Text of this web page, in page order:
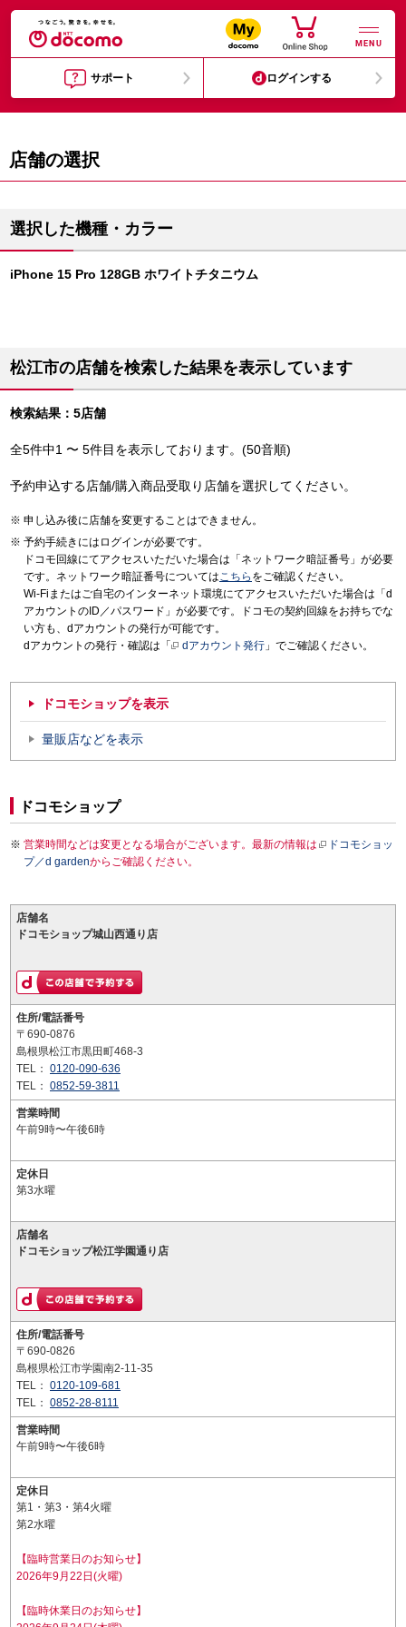
MENU
サポート ログインする
店舗の選択
選択した機種・カラー
iPhone 15 Pro 128GB ホワイトチタニウム
松江市の店舗を検索した結果を表示しています
検索結果：5店舗
全5件中1 〜 5件目を表示しております。(50音順)
予約申込する店舗/購入商品受取り店舗を選択してください。
申し込み後に店舗を変更することはできません。
予約手続きにはログインが必要です。
ドコモ回線にてアクセスいただいた場合は「ネットワーク暗証番号」が必要
です。ネットワーク暗証番号についてはこちら をご確認ください。
Wi-Fiまたはご自宅のインターネット環境にてアクセスいただいた場合は「d
アカウントのID／パスワード」が必要です。ドコモの契約回線をお持ちでな
い方も、dアカウントの発行が可能です。
dアカウントの発行・確認は「
dアカウント発行 」でご確認ください。
ドコモショップを表示
量販店などを表示
ドコモショップ
営業時間などは変更となる場合がございます。最新の情報は
ドコモショッ
プ／d gardenからご確認ください。
店舗名
ドコモショップ城山西通り店
住所/電話番号
〒690-0876
島根県松江市黒田町468-3
TEL： 0120-090-636
TEL： 0852-59-3811
営業時間
午前9時〜午後6時
定休日
第3水曜
店舗名
ドコモショップ松江学園通り店
住所/電話番号
〒690-0826
島根県松江市学園南2-11-35
TEL： 0120-109-681
TEL： 0852-28-8111
営業時間
午前9時〜午後6時
定休日
第1・第3・第4火曜
第2水曜
【臨時営業日のお知らせ】
2026年9月22日(火曜)
【臨時休業日のお知らせ】